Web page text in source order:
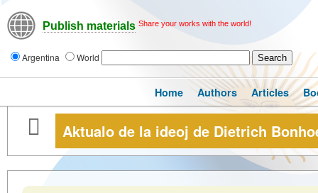
Publish materials Share your works with the world!
Argentina World
Home Authors Articles
Aktualo de la ideoj de Dietrich